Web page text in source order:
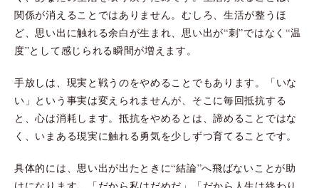
関係が消えることではありません。むしろ、生活が整うほ
ど、思い出に触れる余白が生まれ、思い出が“刺”ではなく“温
度”として感じられる瞬間が増えます。
手放しは、現実と戦うのをやめることでもあります。「いな
い」という事実は変えられませんが、そこに毎回抵抗する
と、心は消耗します。抵抗をやめるとは、諦めることではな
く、いまある現実に触れる勇気を少しずつ育てることです。
具体的には、思い出が出たときに“結論”へ飛ばないことが助
けになります。「だから私はだめだ」「だから人生は終わり